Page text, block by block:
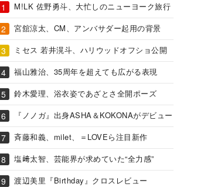
M!LK 佐野勇斗、大忙しのニューヨーク旅行
宮舘涼太、CM、アンバサダー起用の背景
ミセス 若井滉斗、ハリウッドオフショ公開
福山雅治、35周年を超えても広がる表現
鈴木愛理、浴衣姿であざとさ全開ポーズ
『ノノガ』出身ASHA＆KOKONAがデビュー
斉藤和義、milet、＝LOVEら注目新作
塩﨑太智、芸能界が求めていた“全力感”
渡辺美里『Birthday』クロスレビュー